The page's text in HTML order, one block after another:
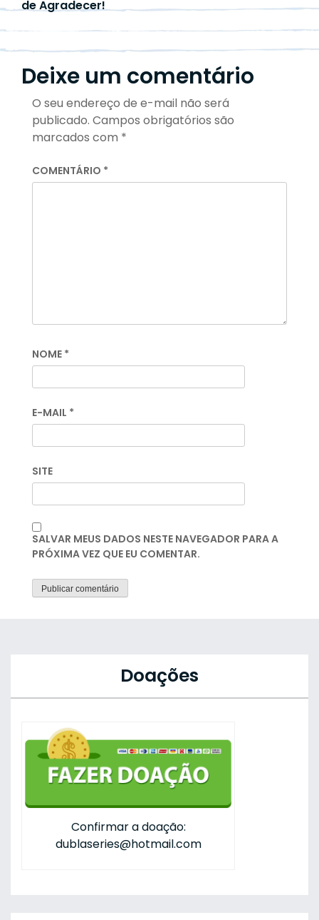
de Agradecer!
Deixe um comentário
O seu endereço de e-mail não será
publicado. Campos obrigatórios são
marcados com *
COMENTÁRIO *
NOME *
E-MAIL *
SITE
SALVAR MEUS DADOS NESTE NAVEGADOR PARA A
PRÓXIMA VEZ QUE EU COMENTAR.
Doações
Confirmar a doação:
dublaseries@hotmail.com